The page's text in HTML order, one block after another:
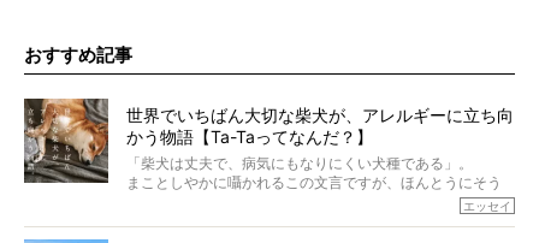
おすすめ記事
世界でいちばん大切な柴犬が、アレルギーに立ち向
かう物語【Ta-Taってなんだ？】
「柴犬は丈夫で、病気にもなりにくい犬種である」。
まことしやかに囁かれるこの文言ですが、ほんとうにそう
もちろん、犬種としての完成度がとてつもなく高い柴犬だ
エッセイ